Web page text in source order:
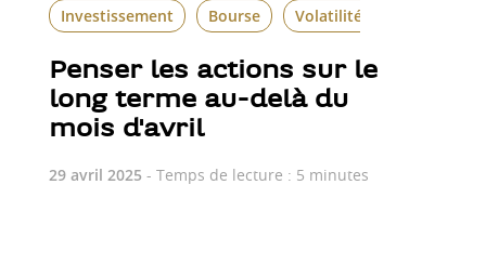
Investissement Bourse Volatilité boursière
Penser les actions sur le
long terme au-delà du
mois d'avril
29 avril 2025 - Temps de lecture : 5 minutes